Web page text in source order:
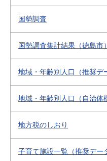
国勢調査
国勢調査集計結果（徳島市）
地域・年齢別人口（推奨デ
地域・年齢別人口（自治体
地方税のしおり
子育て施設一覧（推奨デー